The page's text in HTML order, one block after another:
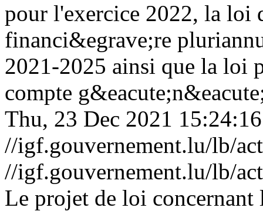
pour l'exercice 2022, la loi
financi&egrave;re
2021-2025 ainsi que la loi
compte
Thu, 23 Dec 2021
//igf.gouvernement.lu/lb/
//igf.gouvernement.lu/lb/
Le projet de loi concernant